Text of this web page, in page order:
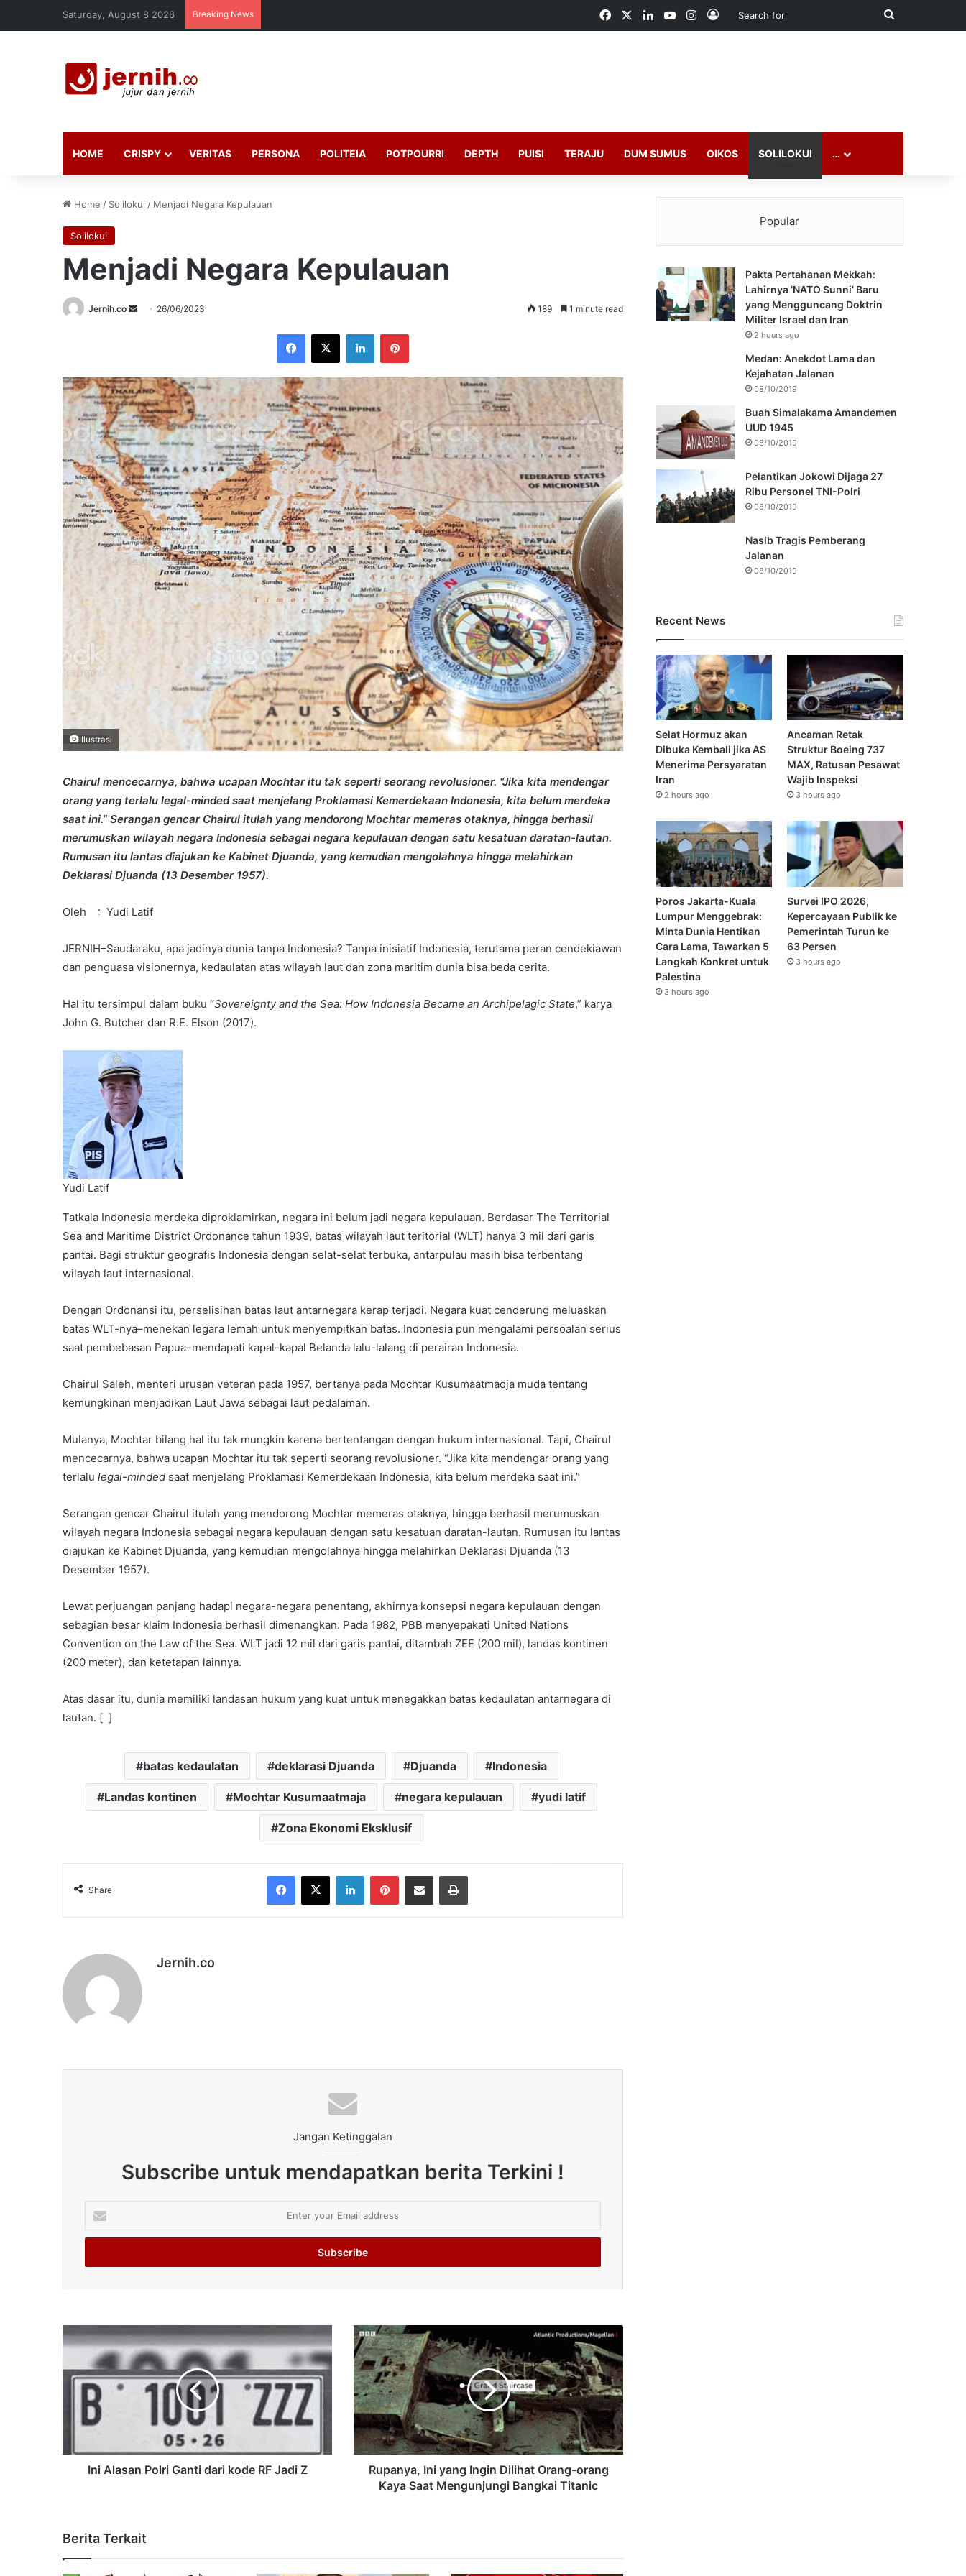
Saturday, August 8 2026 Breaking News FacebookLinkedInYouTubeInstagram
Log In
Search
HOME CRISPY VERITAS PERSONA POLITEIA POTPOURRI DEPTH PUISI TERAJU DUM SUMUS OIKOS SOLILOKUI …
Home / Solilokui / Menjadi Negara Kepulauan
Solilokui
Menjadi Negara Kepulauan
Jernih.co
Send 26/06/2023 189 1 minute read
Facebook
X LinkedInPinterest
Ilustrasi
Chairul mencecarnya, bahwa ucapan Mochtar itu tak seperti seorang revolusioner. “Jika kita mendengar
orang yang terlalu legal-minded saat menjelang Proklamasi Kemerdekaan Indonesia, kita belum merdeka
saat ini.” Serangan gencar Chairul itulah yang mendorong Mochtar memeras otaknya, hingga berhasil
merumuskan wilayah negara Indonesia sebagai negara kepulauan dengan satu kesatuan daratan-lautan.
Rumusan itu lantas diajukan ke Kabinet Djuanda, yang kemudian mengolahnya hingga melahirkan
Deklarasi Djuanda (13 Desember 1957).
Oleh : Yudi Latif
JERNIH–Saudaraku, apa jadinya dunia tanpa Indonesia? Tanpa inisiatif Indonesia, terutama peran cendekiawan
dan penguasa visionernya, kedaulatan atas wilayah laut dan zona maritim dunia bisa beda cerita.
Hal itu tersimpul dalam buku “Sovereignty and the Sea: How Indonesia Became an Archipelagic State,” karya
John G. Butcher dan R.E. Elson (2017).
Yudi Latif
Tatkala Indonesia merdeka diproklamirkan, negara ini belum jadi negara kepulauan. Berdasar The Territorial
Sea and Maritime District Ordonance tahun 1939, batas wilayah laut teritorial (WLT) hanya 3 mil dari garis
pantai. Bagi struktur geografis Indonesia dengan selat-selat terbuka, antarpulau masih bisa terbentang
wilayah laut internasional.
Dengan Ordonansi itu, perselisihan batas laut antarnegara kerap terjadi. Negara kuat cenderung meluaskan
batas WLT-nya–menekan legara lemah untuk menyempitkan batas. Indonesia pun mengalami persoalan serius
saat pembebasan Papua–mendapati kapal-kapal Belanda lalu-lalang di perairan Indonesia.
Chairul Saleh, menteri urusan veteran pada 1957, bertanya pada Mochtar Kusumaatmadja muda tentang
kemungkinan menjadikan Laut Jawa sebagai laut pedalaman.
Mulanya, Mochtar bilang hal itu tak mungkin karena bertentangan dengan hukum internasional. Tapi, Chairul
mencecarnya, bahwa ucapan Mochtar itu tak seperti seorang revolusioner. “Jika kita mendengar orang yang
terlalu legal-minded saat menjelang Proklamasi Kemerdekaan Indonesia, kita belum merdeka saat ini.”
Serangan gencar Chairul itulah yang mendorong Mochtar memeras otaknya, hingga berhasil merumuskan
wilayah negara Indonesia sebagai negara kepulauan dengan satu kesatuan daratan-lautan. Rumusan itu lantas
diajukan ke Kabinet Djuanda, yang kemudian mengolahnya hingga melahirkan Deklarasi Djuanda (13
Desember 1957).
Lewat perjuangan panjang hadapi negara-negara penentang, akhirnya konsepsi negara kepulauan dengan
sebagian besar klaim Indonesia berhasil dimenangkan. Pada 1982, PBB menyepakati United Nations
Convention on the Law of the Sea. WLT jadi 12 mil dari garis pantai, ditambah ZEE (200 mil), landas kontinen
(200 meter), dan ketetapan lainnya.
Atas dasar itu, dunia memiliki landasan hukum yang kuat untuk menegakkan batas kedaulatan antarnegara di
lautan. [ ]
batas kedaulatan deklarasi Djuanda Djuanda Indonesia
Landas kontinen Mochtar Kusumaatmaja negara kepulauan yudi latif
Zona Ekonomi Eksklusif
Share
Facebook
X LinkedInPinterestShare via Email Print
Jernih.co
Jangan Ketinggalan
Subscribe untuk mendapatkan berita Terkini !
your
Email
Ini Alasan Polri Ganti dari kode RF Jadi Z
Rupanya, Ini yang Ingin Dilihat Orang-orang
Kaya Saat Mengunjungi Bangkai Titanic
Berita Terkait
Popular
Pakta Pertahanan Mekkah:
Lahirnya ‘NATO Sunni’ Baru
yang Mengguncang Doktrin
Militer Israel dan Iran
2 hours ago
Medan: Anekdot Lama dan
Kejahatan Jalanan
08/10/2019
Buah Simalakama Amandemen
UUD 1945
08/10/2019
Pelantikan Jokowi Dijaga 27
Ribu Personel TNI-Polri
08/10/2019
Nasib Tragis Pemberang
Jalanan
08/10/2019
Recent News
Selat Hormuz akan
Dibuka Kembali jika AS
Menerima Persyaratan
Iran
2 hours ago
Ancaman Retak
Struktur Boeing 737
MAX, Ratusan Pesawat
Wajib Inspeksi
3 hours ago
Poros Jakarta-Kuala
Lumpur Menggebrak:
Minta Dunia Hentikan
Cara Lama, Tawarkan 5
Langkah Konkret untuk
Palestina
3 hours ago
Survei IPO 2026,
Kepercayaan Publik ke
Pemerintah Turun ke
63 Persen
3 hours ago